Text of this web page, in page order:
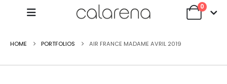
0
HOME PORTFOLIOS AIR FRANCE MADAME AVRIL 2019